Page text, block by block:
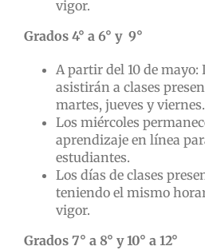
vigor.
Grados 4° a 6° y 9°
A partir del 10 de mayo:
asistirán a clases
martes, jueves y viernes.
Los miércoles
aprendizaje en línea
estudiantes.
Los días de clases
teniendo el mismo
vigor.
Grados 7° a 8° y 10° a 12°